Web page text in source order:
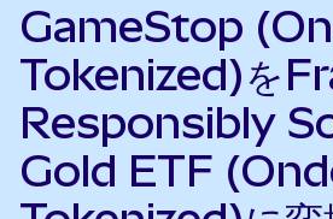
GameStop
Tokenized)を
Responsibly
Gold ETF